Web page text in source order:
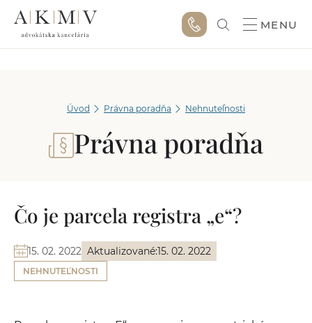
MENU
Úvod Právna poradňa Nehnuteľnosti
Právna poradňa
Čo je parcela registra „e“?
15. 02. 2022 Aktualizované:15. 02. 2022
NEHNUTEĽNOSTI